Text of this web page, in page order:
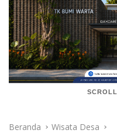
Beranda Wisata Desa